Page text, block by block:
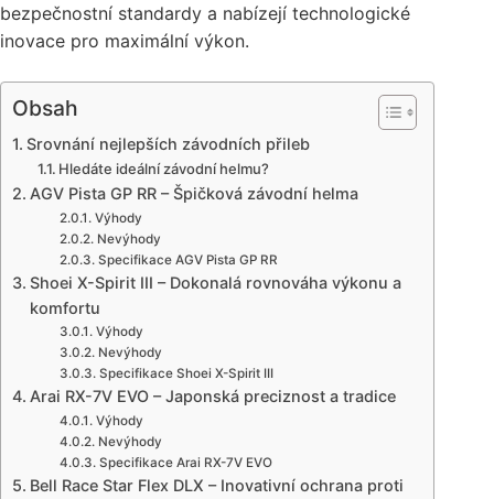
bezpečnostní standardy a nabízejí technologické
inovace pro maximální výkon.
Obsah
Srovnání nejlepších závodních přileb
Hledáte ideální závodní helmu?
AGV Pista GP RR – Špičková závodní helma
Výhody
Nevýhody
Specifikace AGV Pista GP RR
Shoei X-Spirit III – Dokonalá rovnováha výkonu a
komfortu
Výhody
Nevýhody
Specifikace Shoei X-Spirit III
Arai RX-7V EVO – Japonská preciznost a tradice
Výhody
Nevýhody
Specifikace Arai RX-7V EVO
Bell Race Star Flex DLX – Inovativní ochrana proti